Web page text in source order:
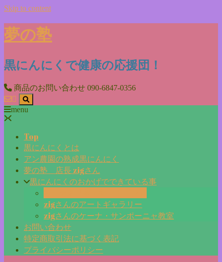
Skip to content
夢の塾
黒にんにくで健康の応援団！
商品のお問い合わせ 090-6847-0356
menu
Top
黒にんにくとは
アン農園の熟成黒にんにく
夢の塾 店長 zigさん
黒にんにくのおかげでできている事
zigさんのアートギャラリー
zigさんのケーナ・サンポーニャ教室
お問い合わせ
特定商取引法に基づく表記
プライバシーポリシー